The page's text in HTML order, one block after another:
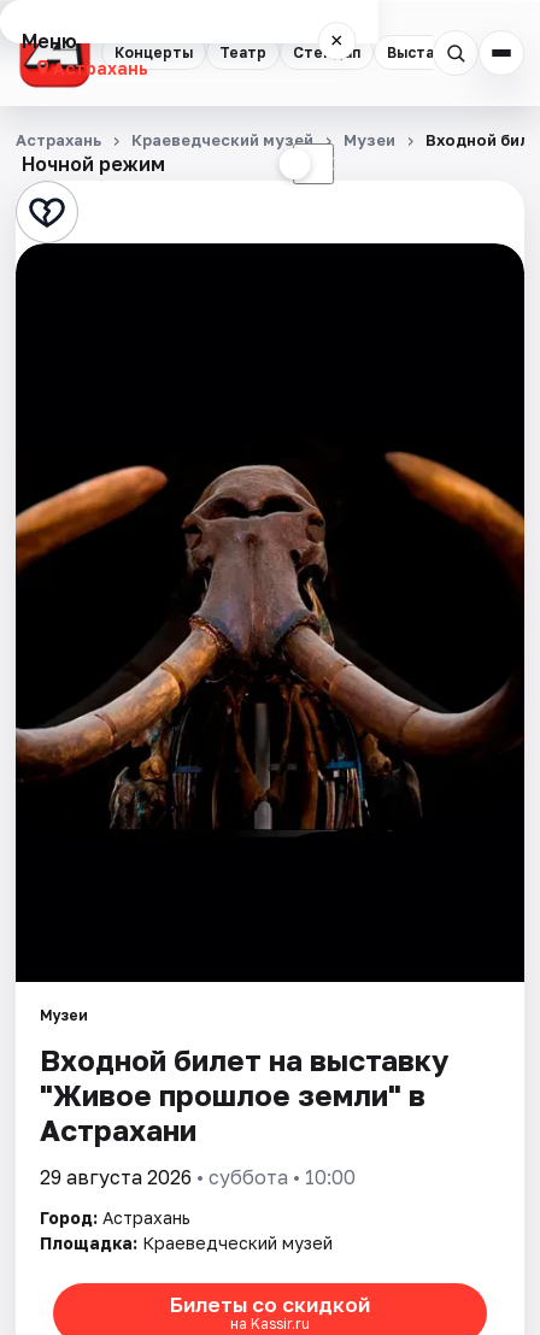
Концерты Театр Стендап Выставки
Меню ×
Астрахань
Концерты
Театр
Стендап
События
Артисты
Рейтинги
Ночной режим ☾
Астрахань Краеведческий музей Музеи Входной
Музеи
Входной билет на выставку
"Живое прошлое земли" в
Астрахани
29 августа 2026 • суббота • 10:00
Город: Астрахань
Площадка: Краеведческий музей
Билеты со скидкой
на Kassir.ru